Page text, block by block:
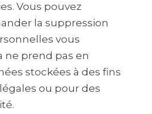
Vous pouvez
la suppression
vous
ne prend pas en
stockées à des fins
ou pour des